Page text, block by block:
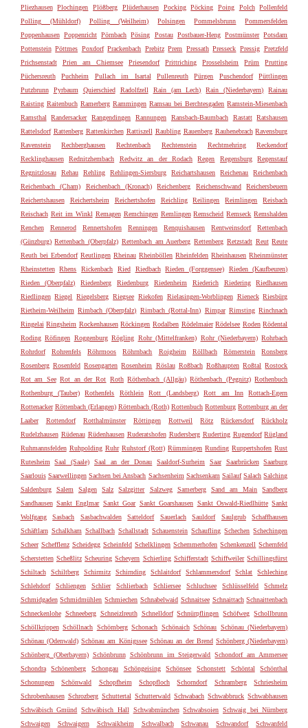
Pliezhausen
Plochingen Plößberg Plüderhausen Pocking Pöcking Poing Polch
Pollenfeld
Polling (Mühldorf)
Polling (Weilheim) Polsingen Pommelsbrunn
Pommersfelden
Poppenhausen Poppenricht Pörnbach Pösing Postau Postbauer-Heng Postmünster Potsdam
Pottenstein Pöttmes Poxdorf Prackenbach Prebitz Prem Pressath Presseck Pressig Pretzfeld
Prichsenstadt
Prien am Chiemsee Priesendorf Prittriching Prosselsheim Prüm
Prutting
Püchersreuth
Puchheim Pullach im Isartal Pullenreuth Pürgen Puschendorf
Püttlingen
Putzbrunn
Pyrbaum Quierschied Radolfzell Rain (am Lech) Rain (Niederbayern)
Rainau
Raisting Raitenbuch Ramerberg Rammingen Ramsau bei Berchtesgaden Ramstein-Miesenbach
Ramsthal
Randersacker Rangendingen Rannungen Ransbach-Baumbach Rastatt
Ratshausen
Rattelsdorf Rattenberg Rattenkirchen Rattiszell Raubling Rauenberg Rauhenebrach Ravensburg
Ravenstein
Rechberghausen Rechtenbach Rechtenstein Rechtmehring
Reckendorf
Recklinghausen
Rednitzhembach Redwitz an der Rodach Regen Regensburg
Regenstauf
Regnitzlosau
Rehau Rehling Rehlingen-Siersburg Reichartshausen Reichenau
Reichenbach
Reichenbach (Cham)
Reichenbach (Kronach) Reichenberg Reichenschwand
Reichersbeuern
Reichertshausen
Reichertsheim Reichertshofen Reichling Reilingen Reimlingen
Reisbach
Reischach Reit im Winkl Remagen Remchingen Remlingen Remscheid Remseck Remshalden
Renchen
Rennerod Rennertshofen Renningen Renquishausen Rentweinsdorf
Rettenbach
(Günzburg) Rettenbach (Oberpfalz) Rettenbach am Auerberg Rettenberg Retzstadt Reut Reute
Reuth bei Erbendorf Reutlingen Rheinau Rheinböllen Rheinfelden Rheinhausen Rheinmünster
Rheinstetten
Rhens Rickenbach Ried Riedbach Rieden (Forggensee)
Rieden (Kaufbeuren)
Rieden (Oberpfalz)
Riedenberg Riedenburg Riedenheim Riederich Riedering
Riedhausen
Riedlingen Riegel Riegelsberg Riegsee Riekofen Rielasingen-Worblingen Rieneck Riesbürg
Rietheim-Weilheim Rimbach (Oberpfalz) Rimbach (Rottal-Inn) Rimpar Rimsting Rinchnach
Ringelai Ringsheim Rockenhausen Röckingen Rodalben Rödelmaier Rödelsee Roden Rödental
Roding Röfingen Roggenburg Rögling Rohr (Mittelfranken) Rohr (Niederbayern) Rohrbach
Rohrdorf
Rohrenfels Röhrmoos Röhrnbach Roigheim Röllbach Römerstein
Ronsberg
Rosenberg Rosenfeld Rosengarten Rosenheim Röslau Roßbach Roßhaupten Roßtal Rostock
Rot am See Rot an der Rot Roth Röthenbach (Allgäu) Röthenbach (Pegnitz) Rothenbuch
Rothenburg (Tauber)
Rothenfels Röthlein Rott (Landsberg) Rott am Inn
Rottach-Egern
Rottenacker Röttenbach (Erlangen) Röttenbach (Roth) Rottenbuch Rottenburg Rottenburg an der
Laaber
Rottendorf Rotthalmünster Röttingen Rottweil Rötz Rückersdorf
Rückholz
Rudelzhausen Rüdenau Rüdenhausen Ruderatshofen Rudersberg Ruderting Rugendorf Rügland
Ruhmannsfelden Ruhpolding Ruhr Ruhstorf (Rott) Rümmingen Runding Ruppertshofen Rust
Rutesheim
Saal (Saale) Saal an der Donau Saaldorf-Surheim Saar Saarbrücken
Saarburg
Saarlouis Saarwellingen Sachsen bei Ansbach Sachsenheim Sachsenkam Sailauf Salach Salching
Saldenburg
Salem Salgen Salz Salzgitter Salzweg Samerberg Sand am Main
Sandberg
Sandhausen Sankt Englmar Sankt Goar Sankt Goarshausen Sankt Oswald-Riedlhütte Sankt
Wolfgang
Sasbach Sasbachwalden Satteldorf Sauerlach Sauldorf Saulgrub
Schaffhausen
Schäftlarn Schalkham Schallbach Schallstadt Schauenstein Schaufling Schechen Schechingen
Scheer Schefflenz Scheidegg Scheinfeld Schelklingen Schemmerhofen Schenkenzell Schernfeld
Scherstetten Scheßlitz Scheuring Scheyern Schierling Schifferstadt Schiffweiler Schillingsfürst
Schiltach
Schiltberg Schirmitz Schirnding Schlaitdorf Schlammersdorf Schlat
Schleching
Schlehdorf
Schliengen Schlier Schlierbach Schliersee Schluchsee Schlüsselfeld
Schmelz
Schmidgaden Schmidmühlen Schmiechen Schnabelwaid Schnaitsee Schnaittach Schnaittenbach
Schneckenlohe Schneeberg Schneizlreuth Schnelldorf Schnürpflingen Schöfweg Schollbrunn
Schöllkrippen Schöllnach Schömberg Schonach Schönaich Schönau Schönau (Niederbayern)
Schönau (Odenwald) Schönau am Königssee Schönau an der Brend Schönberg (Niederbayern)
Schönberg (Oberbayern) Schönbrunn Schönbrunn im Steigerwald Schondorf am Ammersee
Schondra
Schönenberg Schongau Schöngeising Schönsee Schonstett Schöntal
Schönthal
Schonungen
Schönwald Schopfheim Schopfloch Schorndorf Schramberg
Schriesheim
Schrobenhausen Schrozberg Schuttertal Schutterwald Schwabach Schwabbruck Schwabhausen
Schwäbisch Gmünd Schwäbisch Hall Schwabmünchen Schwabsoien Schwaig bei Nürnberg
Schwaigen
Schwaigern Schwaikheim Schwalbach Schwanau Schwandorf Schwanfeld